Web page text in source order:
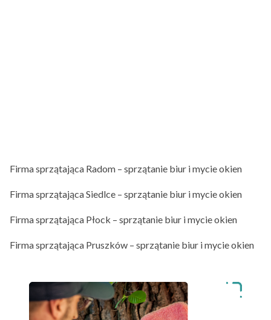
Firma sprzątająca Radom – sprzątanie biur i mycie okien
Firma sprzątająca Siedlce – sprzątanie biur i mycie okien
Firma sprzątająca Płock – sprzątanie biur i mycie okien
Firma sprzątająca Pruszków – sprzątanie biur i mycie okien